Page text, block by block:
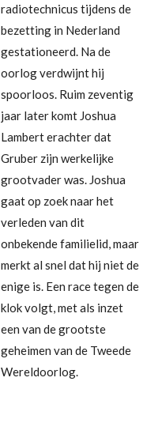
radiotechnicus tijdens de
bezetting in Nederland
gestationeerd. Na de
oorlog verdwijnt hij
spoorloos. Ruim zeventig
jaar later komt Joshua
Lambert erachter dat
Gruber zijn werkelijke
grootvader was. Joshua
gaat op zoek naar het
verleden van dit
onbekende familielid, maar
merkt al snel dat hij niet de
enige is. Een race tegen de
klok volgt, met als inzet
een van de grootste
geheimen van de Tweede
Wereldoorlog.